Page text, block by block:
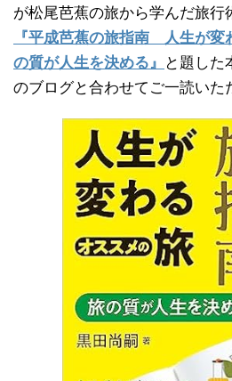
が松尾芭蕉の旅から学んだ旅行
『平成芭蕉の旅指南 人生が
の質が人生を決める』
と題した
のブログと合わせてご一読いた